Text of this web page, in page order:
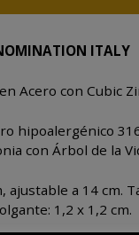
ITALY
Acero con Cubic
hipoalergénico
con Árbol de la
ajustable a 14 cm.
1,2 x 1,2 cm.